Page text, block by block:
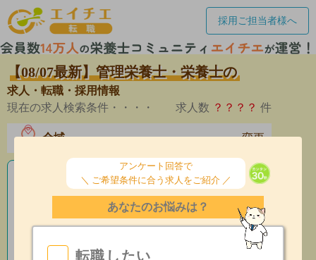
採用ご担当者様へ
【08/07最新】管理栄養士・栄養士の
求人・転職・採用情報
現在の求人検索条件・・・・
求人数 ？？？？ 件
全域 変更
老人ホームの栄養士求人
産休育休制度有
アンケート回答で
＼ ご希望条件に合う求人をご紹介 ／
あなたのお悩みは？
転職したい